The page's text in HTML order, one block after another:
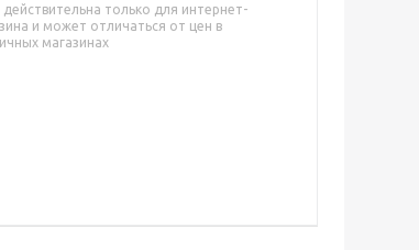
действительна только для интернет-
и может отличаться от цен в
магазинах